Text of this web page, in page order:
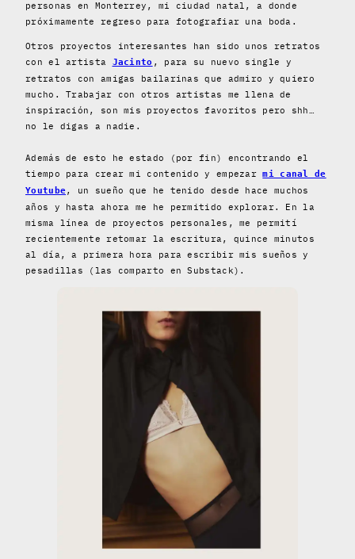
personas en Monterrey, mi ciudad natal, a donde
próximamente regreso para fotografiar una boda.
Otros proyectos interesantes han sido unos retratos
con el artista Jacinto , para su nuevo single y
retratos con amigas bailarinas que admiro y quiero
mucho. Trabajar con otros artistas me llena de
inspiración, son mis proyectos favoritos pero shh…
no le digas a nadie.
Además de esto he estado (por fin) encontrando el
tiempo para crear mi contenido y empezarmi canal de
Youtube, un sueño que he tenido desde hace muchos
años y hasta ahora me he permitido explorar. En la
misma línea de proyectos personales, me permití
recientemente retomar la escritura, quince minutos
al día, a primera hora para escribir mis sueños y
pesadillas (las comparto en Substack).